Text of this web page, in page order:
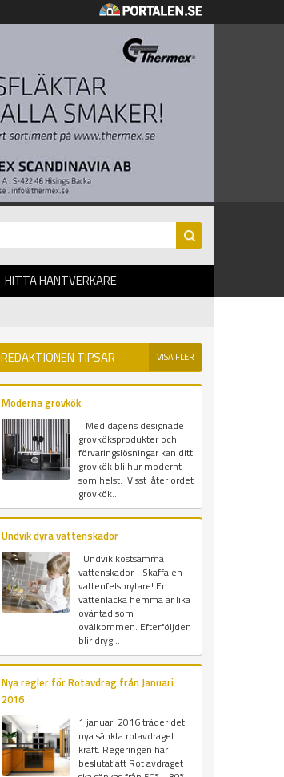
HITTA HANTVERKARE
REDAKTIONEN TIPSAR VISA FLER
Moderna grovkök
Med dagens designade
grovköksprodukter och
förvaringslösningar kan ditt
grovkök bli hur modernt
som helst. Visst låter ordet
grovkök...
Undvik dyra vattenskador
Undvik kostsamma
vattenskador - Skaffa en
vattenfelsbrytare! En
vattenläcka hemma är lika
oväntad som
ovälkommen. Efterföljden
blir dryg...
Nya regler för Rotavdrag från Januari
2016
1 januari 2016 träder det
nya sänkta rotavdraget i
kraft. Regeringen har
beslutat att Rot avdraget